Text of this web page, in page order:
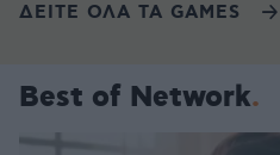
ΔΕΙΤΕ ΟΛΑ ΤΑ GAMES
Best of Network